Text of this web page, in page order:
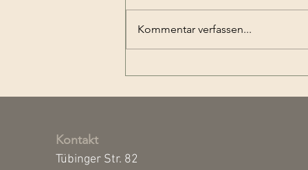
Kommentar verfassen...
Kontakt
Tübinger Str. 82